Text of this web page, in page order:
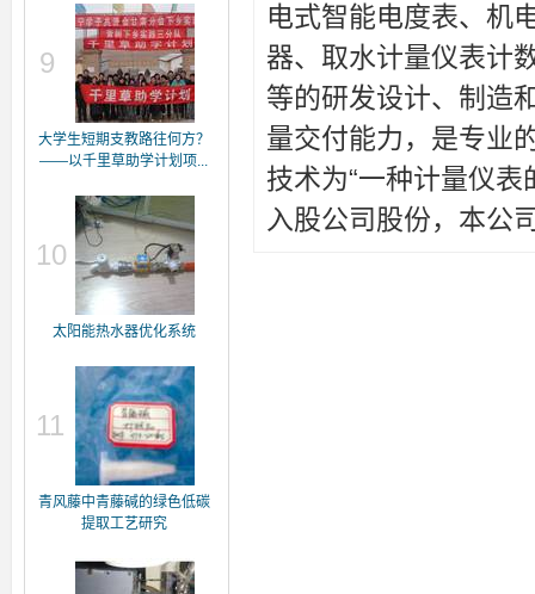
9
大学生短期支教路往何方？
——以千里草助学计划项...
10
太阳能热水器优化系统
11
青风藤中青藤碱的绿色低碳
提取工艺研究
电式智能电度表、机
器、取水计量仪表计
等的研发设计、制造
量交付能力，是专业
技术为“一种计量仪
入股公司股份，本公